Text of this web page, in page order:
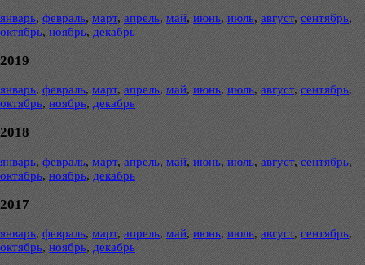
январь, февраль, март, апрель, май, июнь, июль, август, сентябрь,
октябрь, ноябрь, декабрь
2019
январь, февраль, март, апрель, май, июнь, июль, август, сентябрь,
октябрь, ноябрь, декабрь
2018
январь, февраль, март, апрель, май, июнь, июль, август, сентябрь,
октябрь, ноябрь, декабрь
2017
январь, февраль, март, апрель, май, июнь, июль, август, сентябрь,
октябрь, ноябрь, декабрь